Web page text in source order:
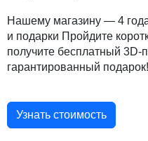
Нашему магазину — 4
и подарки Пройдите
получите бесплатный 3D-
гарантированный подарок!
Узнать стоимость